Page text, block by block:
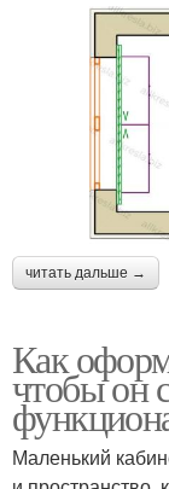
читать дальше →
Как
чтобы он
Маленький